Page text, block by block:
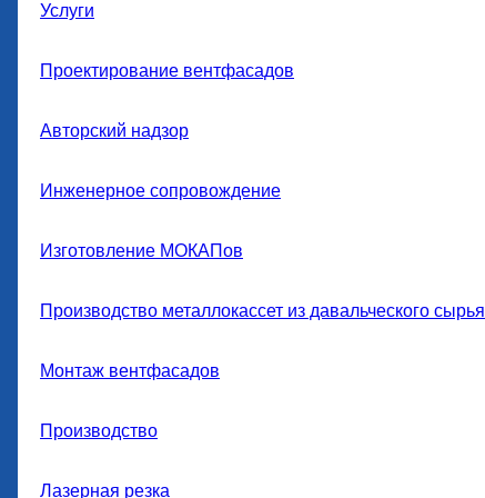
Услуги
Проектирование вентфасадов
Авторский надзор
Инженерное сопровождение
Изготовление МОКАПов
Производство металлокассет из давальческого сырья
Монтаж вентфасадов
Производство
Лазерная резка